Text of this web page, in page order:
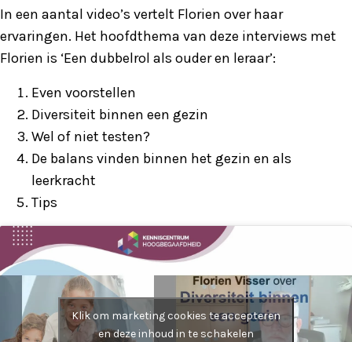
In een aantal video’s vertelt Florien over haar
ervaringen. Het hoofdthema van deze interviews met
Florien is ‘Een dubbelrol als ouder en leraar’:
Even voorstellen
Diversiteit binnen een gezin
Wel of niet testen?
De balans vinden binnen het gezin en als
leerkracht
Tips
Klik om marketing cookies te accepteren
en deze inhoud in te schakelen